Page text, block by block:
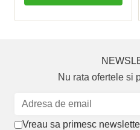
Nu rata ofertele si
Vreau sa primesc